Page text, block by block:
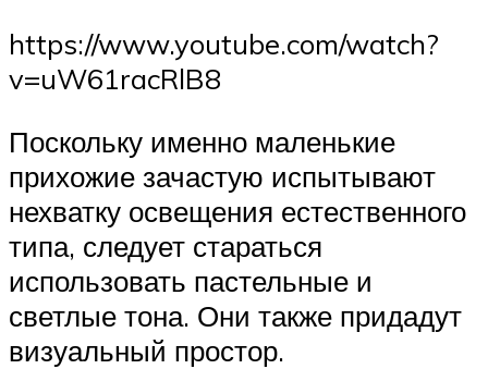
https://www.youtube.com/watch?
v=uW61racRlB8
Поскольку именно маленькие
прихожие зачастую испытывают
нехватку освещения естественного
типа, следует стараться
использовать пастельные и
светлые тона. Они также придадут
визуальный простор.